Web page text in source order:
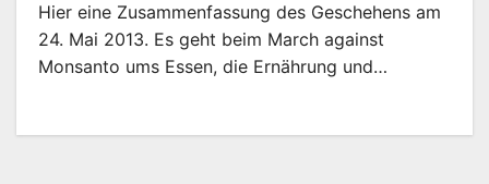
Hier eine Zusammenfassung des Geschehens am
24. Mai 2013. Es geht beim March against
Monsanto ums Essen, die Ernährung und…